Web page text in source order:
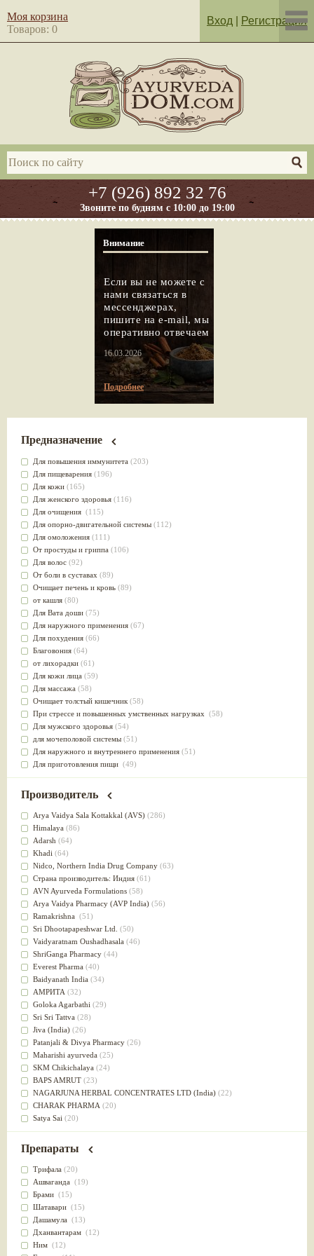
+7 (926) 892 32 76
Звоните по будням с 10:00 до 19:00
Моя корзина
Товаров: 0
Вход Регистрация
Внимание
Если вы не можете с
нами связаться в
мессенджерах,
пишите на e-mail, мы
оперативно отвечаем
16.03.2026
Подробнее
Предназначение
Для повышения иммунитета (203)
Для пищеварения (196)
Для кожи (165)
Для женского здоровья (116)
Для очищения (115)
Для опорно-двигательной системы (112)
Для омоложения (111)
От простуды и гриппа (106)
Для волос (92)
От боли в суставах (89)
Очищает печень и кровь (89)
от кашля (80)
Для Вата доши (75)
Для наружного применения (67)
Для похудения (66)
Благовония (64)
от лихорадки (61)
Для кожи лица (59)
Для массажа (58)
Очищает толстый кишечник (58)
При стрессе и повышенных умственных нагрузках (58)
Для мужского здоровья (54)
для мочеполовой системы (51)
Для наружного и внутреннего применения (51)
Для приготовления пищи (49)
от инфекций мочеполовой системы(49)
для суставов
Лечит опухоли и отеки(46)
Для медитации
выводит токсины
Для здоровья печени
Для тела(39)
для очищения крови(38)
При диабете(38)
Антиоксидант(37)
Для Капха(Кафа) доши
От паразитов(37)
При расстройстве желудка (36)
Успокоительное(36)
Для глаз(34)
от геморроя(34)
Противовоспалительное
Для Питта доши(32)
Для сердца(32)
Для сосудов головного мозга
Для полости рта(32)
Дефицит железа(31)
Для лица(31)
Употребление в пищу
Ароматерапия(29)
Жаропонижающее(29)
для памяти(28)
для почек(28)
Слабительное (28)
Афродизиак(27)
Напитки(27)
Для йоги (27)
Для потенции(26)
Для душа(25)
для концентрации внимания
при нарушении эрекции
Производитель
Arya Vaidya Sala Kottakkal (AVS) (286)
Himalaya (86)
Adarsh (64)
Khadi (64)
Nidсo, Northern India Drug Company (63)
Страна производитель: Индия (61)
AVN Ayurveda Formulations (58)
Arya Vaidya Pharmacy (AVP India) (56)
Ramakrishna (51)
Sri Dhootapapeshwar Ltd. (50)
Vaidyaratnam Oushadhasala (46)
ShriGanga Pharmacy (44)
Everest Pharma (40)
Baidyanath India (34)
АМРИТА (32)
Goloka Agarbathi (29)
Sri Sri Tattva (28)
Jiva (India) (26)
Patanjali & Divya Pharmacy (26)
Maharishi ayurveda (25)
SKM Chikichalaya (24)
BAPS AMRUT (23)
NAGARJUNA HERBAL CONCENTRATES LTD (India) (22)
CHARAK PHARMA (20)
Satya Sai (20)
Vyas(20)
Kerala Ayurveda
(19)
Organic India pvt ltd
Lalita(16)
Ashtang Herbals
Alarsin(14)
Vasu Health care
Baraka(13)
Dabur India Ltd
Препараты
Трифала (20)
Ашваганда (19)
Брами (15)
Шатавари (15)
Дашамула (13)
Дханвантарам (12)
Ним (12)